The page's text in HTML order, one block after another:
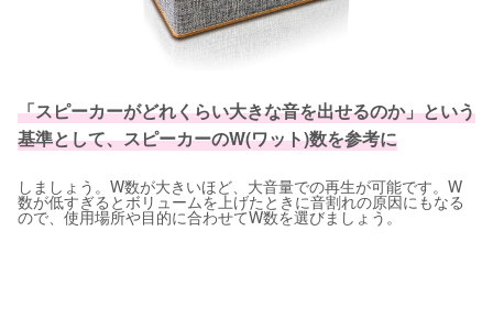
「スピーカーがどれくらい大きな音を出せるのか」という
基準として、スピーカーのW(ワット)数を参考に
しましょう。W数が大きいほど、大音量での再生が可能です。W
数が低すぎるとボリュームを上げたときに音割れの原因にもなる
ので、使用場所や目的に合わせてW数を選びましょう。